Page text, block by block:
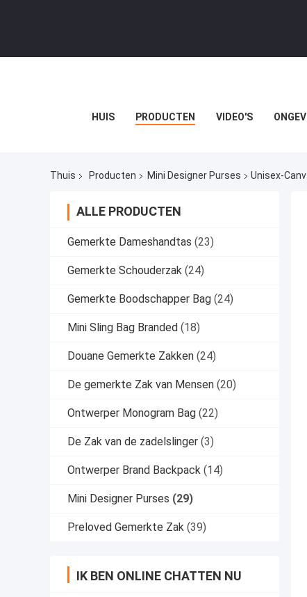
HUIS PRODUCTEN VIDEO'S
Thuis Producten Mini Designer Purses Unisex-
ALLE PRODUCTEN
Gemerkte Dameshandtas (23)
Gemerkte Schouderzak (24)
Gemerkte Boodschapper Bag (24)
Mini Sling Bag Branded (18)
Douane Gemerkte Zakken (24)
De gemerkte Zak van Mensen (20)
Ontwerper Monogram Bag (22)
De Zak van de zadelslinger (3)
Ontwerper Brand Backpack (14)
Mini Designer Purses (29)
Preloved Gemerkte Zak (39)
IK BEN ONLINE CHATTEN NU